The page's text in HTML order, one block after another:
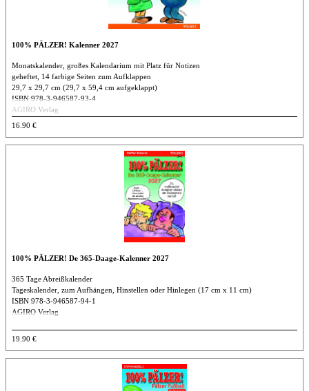
100% PÄLZER! Kalenner 2027
Monatskalender, großes Kalendarium mit Platz für Notizen
geheftet, 14 farbige Seiten zum Aufklappen
29,7 x 29,7 cm (29,7 x 59,4 cm aufgeklappt)
ISBN 978-3-946587-93-4
AGIRO Verlag
16.90 €
100% PÄLZER! De 365-Daage-Kalenner 2027
365 Tage Abreißkalender
Tageskalender, zum Aufhängen, Hinstellen oder Hinlegen (17 cm x 11 cm)
ISBN 978-3-946587-94-1
AGIRO Verlag
19.90 €